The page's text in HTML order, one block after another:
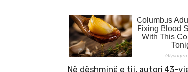
Në dëshminë e tij, autori 43-